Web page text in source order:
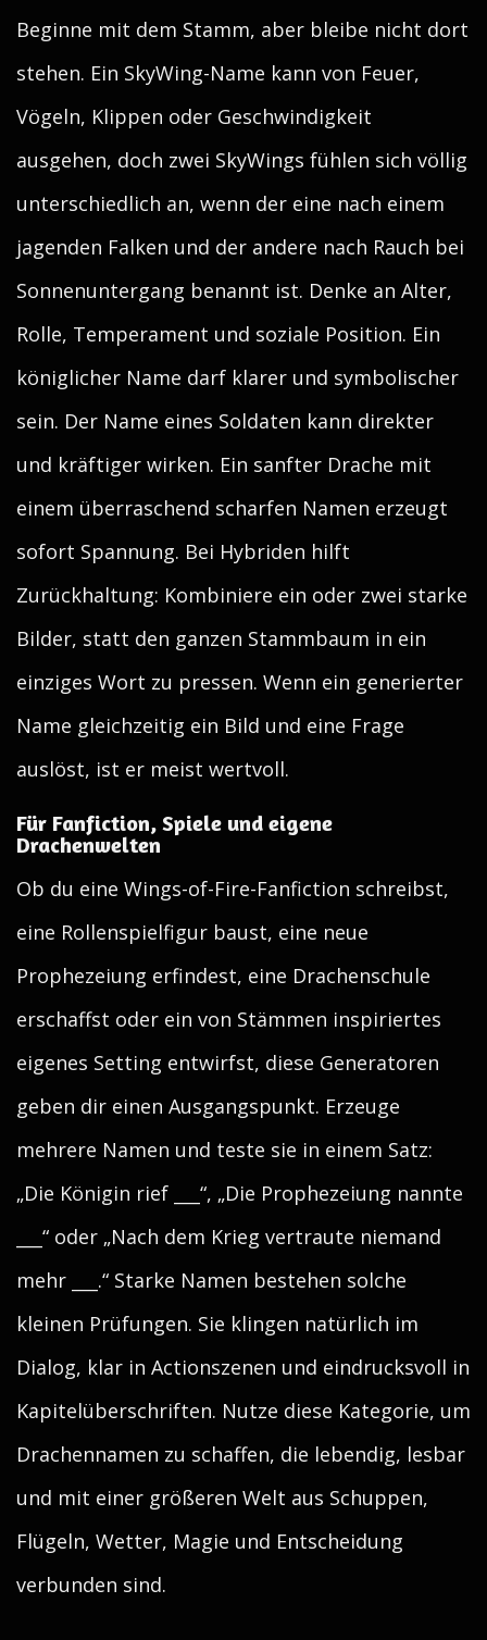
Beginne mit dem Stamm, aber bleibe nicht dort
stehen. Ein SkyWing-Name kann von Feuer,
Vögeln, Klippen oder Geschwindigkeit
ausgehen, doch zwei SkyWings fühlen sich völlig
unterschiedlich an, wenn der eine nach einem
jagenden Falken und der andere nach Rauch bei
Sonnenuntergang benannt ist. Denke an Alter,
Rolle, Temperament und soziale Position. Ein
königlicher Name darf klarer und symbolischer
sein. Der Name eines Soldaten kann direkter
und kräftiger wirken. Ein sanfter Drache mit
einem überraschend scharfen Namen erzeugt
sofort Spannung. Bei Hybriden hilft
Zurückhaltung: Kombiniere ein oder zwei starke
Bilder, statt den ganzen Stammbaum in ein
einziges Wort zu pressen. Wenn ein generierter
Name gleichzeitig ein Bild und eine Frage
auslöst, ist er meist wertvoll.
Für Fanfiction, Spiele und eigene
Drachenwelten
Ob du eine Wings-of-Fire-Fanfiction schreibst,
eine Rollenspielfigur baust, eine neue
Prophezeiung erfindest, eine Drachenschule
erschaffst oder ein von Stämmen inspiriertes
eigenes Setting entwirfst, diese Generatoren
geben dir einen Ausgangspunkt. Erzeuge
mehrere Namen und teste sie in einem Satz:
„Die Königin rief ___“, „Die Prophezeiung nannte
___“ oder „Nach dem Krieg vertraute niemand
mehr ___.“ Starke Namen bestehen solche
kleinen Prüfungen. Sie klingen natürlich im
Dialog, klar in Actionszenen und eindrucksvoll in
Kapitelüberschriften. Nutze diese Kategorie, um
Drachennamen zu schaffen, die lebendig, lesbar
und mit einer größeren Welt aus Schuppen,
Flügeln, Wetter, Magie und Entscheidung
verbunden sind.